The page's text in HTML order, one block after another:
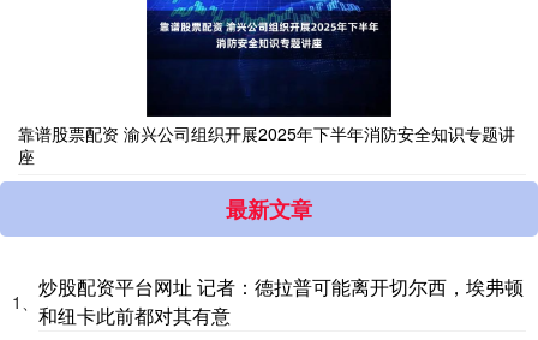
靠谱股票配资 渝兴公司组织开展2025年下半年消防安全知识专题讲
座
最新文章
1、
炒股配资平台网址 记者：德拉普可能离开切尔西，埃弗顿
和纽卡此前都对其有意